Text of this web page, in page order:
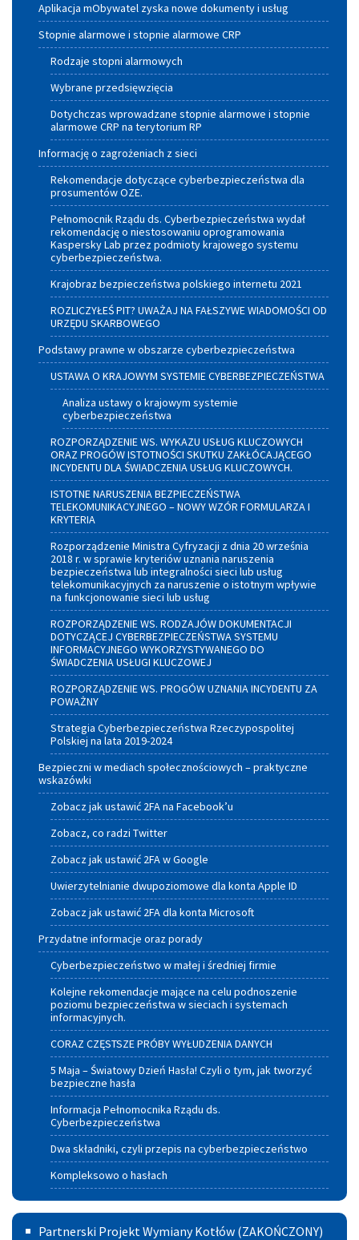
Aplikacja mObywatel zyska nowe dokumenty i usług
Stopnie alarmowe i stopnie alarmowe CRP
Rodzaje stopni alarmowych
Wybrane przedsięwzięcia
Dotychczas wprowadzane stopnie alarmowe i stopnie
alarmowe CRP na terytorium RP
Informację o zagrożeniach z sieci
Rekomendacje dotyczące cyberbezpieczeństwa dla
prosumentów OZE.
Pełnomocnik Rządu ds. Cyberbezpieczeństwa wydał
rekomendację o niestosowaniu oprogramowania
Kaspersky Lab przez podmioty krajowego systemu
cyberbezpieczeństwa.
Krajobraz bezpieczeństwa polskiego internetu 2021
ROZLICZYŁEŚ PIT? UWAŻAJ NA FAŁSZYWE WIADOMOŚCI OD
URZĘDU SKARBOWEGO
Podstawy prawne w obszarze cyberbezpieczeństwa
USTAWA O KRAJOWYM SYSTEMIE CYBERBEZPIECZEŃSTWA
Analiza ustawy o krajowym systemie
cyberbezpieczeństwa
ROZPORZĄDZENIE WS. WYKAZU USŁUG KLUCZOWYCH
ORAZ PROGÓW ISTOTNOŚCI SKUTKU ZAKŁÓCAJĄCEGO
INCYDENTU DLA ŚWIADCZENIA USŁUG KLUCZOWYCH.
ISTOTNE NARUSZENIA BEZPIECZEŃSTWA
TELEKOMUNIKACYJNEGO – NOWY WZÓR FORMULARZA I
KRYTERIA
Rozporządzenie Ministra Cyfryzacji z dnia 20 września
2018 r. w sprawie kryteriów uznania naruszenia
bezpieczeństwa lub integralności sieci lub usług
telekomunikacyjnych za naruszenie o istotnym wpływie
na funkcjonowanie sieci lub usług
ROZPORZĄDZENIE WS. RODZAJÓW DOKUMENTACJI
DOTYCZĄCEJ CYBERBEZPIECZEŃSTWA SYSTEMU
INFORMACYJNEGO WYKORZYSTYWANEGO DO
ŚWIADCZENIA USŁUGI KLUCZOWEJ
ROZPORZĄDZENIE WS. PROGÓW UZNANIA INCYDENTU ZA
POWAŻNY
Strategia Cyberbezpieczeństwa Rzeczypospolitej
Polskiej na lata 2019-2024
Bezpieczni w mediach społecznościowych – praktyczne
wskazówki
Zobacz jak ustawić 2FA na Facebook’u
Zobacz, co radzi Twitter
Zobacz jak ustawić 2FA w Google
Uwierzytelnianie dwupoziomowe dla konta Apple ID
Zobacz jak ustawić 2FA dla konta Microsoft
Przydatne informacje oraz porady
Cyberbezpieczeństwo w małej i średniej firmie
Kolejne rekomendacje mające na celu podnoszenie
poziomu bezpieczeństwa w sieciach i systemach
informacyjnych.
CORAZ CZĘSTSZE PRÓBY WYŁUDZENIA DANYCH
5 Maja – Światowy Dzień Hasła! Czyli o tym, jak tworzyć
bezpieczne hasła
Informacja Pełnomocnika Rządu ds.
Cyberbezpieczeństwa
Dwa składniki, czyli przepis na cyberbezpieczeństwo
Kompleksowo o hasłach
Partnerski
Partnerski Projekt Wymiany Kotłów (ZAKOŃCZONY)